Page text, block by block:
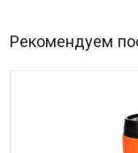
Рекомендуем